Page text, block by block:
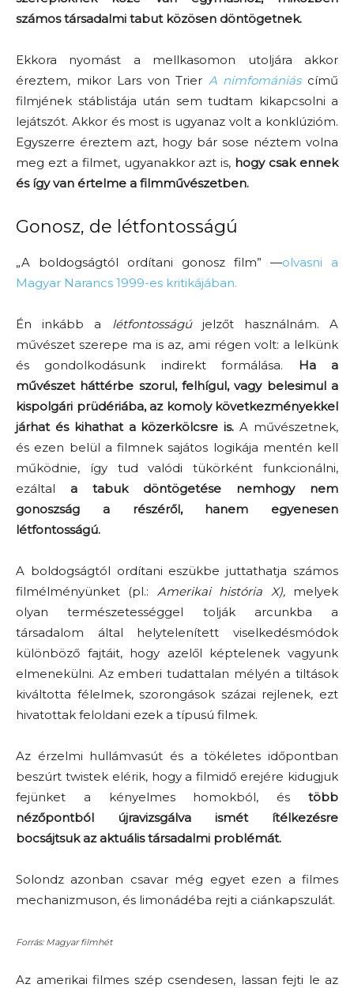
számos társadalmi tabut közösen döntögetnek.
Ekkora nyomást a mellkasomon utoljára akkor
éreztem, mikor Lars von Trier A nimfomániáscímű
filmjének stáblistája után sem tudtam kikapcsolni a
lejátszót. Akkor és most is ugyanaz volt a konklúzióm.
Egyszerre éreztem azt, hogy bár sose néztem volna
meg ezt a filmet, ugyanakkor azt is, hogy csak ennek
és így van értelme a filmművészetben.
Gonosz, de létfontosságú
„A boldogságtól ordítani gonosz film” —olvasni a
Magyar Narancs 1999-es kritikájában.
Én inkább a létfontosságújelzőt használnám. A
művészet szerepe ma is az, ami régen volt: a lelkünk
és gondolkodásunk indirekt formálása. Ha a
művészet háttérbe szorul, felhígul, vagy belesimul a
kispolgári prüdériába, az komoly következményekkel
járhat és kihathat a közerkölcsre is. A művészetnek,
és ezen belül a filmnek sajátos logikája mentén kell
működnie, így tud valódi tükörként funkcionálni,
ezáltal a tabuk döntögetése nemhogy nem
gonoszság a részéről, hanem egyenesen
létfontosságú.
A boldogságtól ordítani eszükbe juttathatja számos
filmélményünket (pl.: Amerikai história X),melyek
olyan természetességgel tolják arcunkba a
társadalom által helytelenített viselkedésmódok
különböző fajtáit, hogy azelől képtelenek vagyunk
elmenekülni. Az emberi tudattalan mélyén a tiltások
kiváltotta félelmek, szorongások százai rejlenek, ezt
hivatottak feloldani ezek a típusú filmek.
Az érzelmi hullámvasút és a tökéletes időpontban
beszúrt twistek elérik, hogy a filmidő erejére kidugjuk
fejünket a kényelmes homokból, és több
nézőpontból újravizsgálva ismét ítélkezésre
bocsájtsuk az aktuális társadalmi problémát.
Solondz azonban csavar még egyet ezen a filmes
mechanizmuson, és limonádéba rejti a ciánkapszulát.
Forrás: Magyar filmhét
Az amerikai filmes szép csendesen, lassan fejti le az